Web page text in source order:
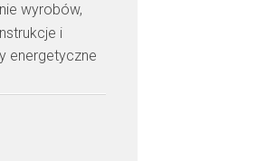
wyrobów,
i
energetyczne